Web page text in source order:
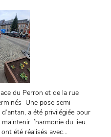
du Perron et de la rue
Une pose semi-
a été privilégiée pour
l’harmonie du lieu.
été réalisés avec...